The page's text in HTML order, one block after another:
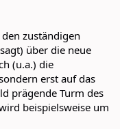
zuständigen
über die neue
(u.a.) die
erst auf das
prägende Turm des
beispielsweise um